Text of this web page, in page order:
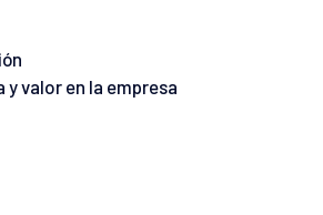
valor en la empresa